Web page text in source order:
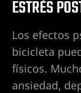
ESTRÉS
Los efectos
bicicleta
físicos.
ansiedad,